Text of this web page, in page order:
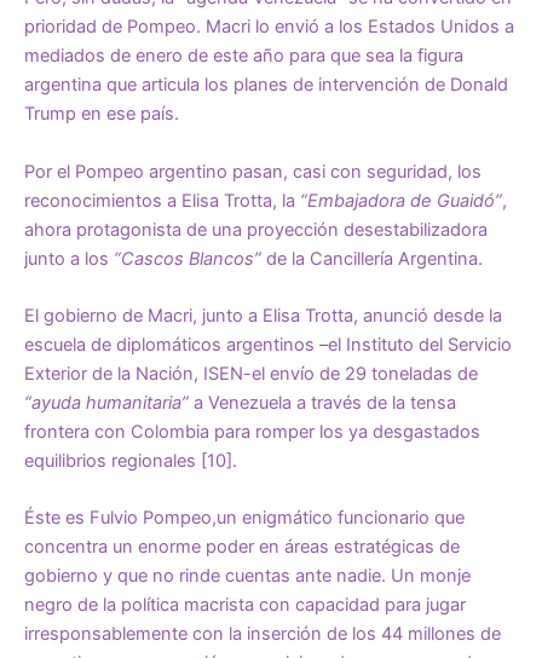
prioridad de Pompeo. Macri lo envió a los Estados Unidos a
mediados de enero de este año para que sea la figura
argentina que articula los planes de intervención de Donald
Trump en ese país.
Por el Pompeo argentino pasan, casi con seguridad, los
reconocimientos a Elisa Trotta, la “Embajadora de Guaidó”,
ahora protagonista de una proyección desestabilizadora
junto a los “Cascos Blancos” de la Cancillería Argentina.
El gobierno de Macri, junto a Elisa Trotta, anunció desde la
escuela de diplomáticos argentinos –el Instituto del Servicio
Exterior de la Nación, ISEN-el envío de 29 toneladas de
“ayuda humanitaria” a Venezuela a través de la tensa
frontera con Colombia para romper los ya desgastados
equilibrios regionales [10].
Éste es Fulvio Pompeo,un enigmático funcionario que
concentra un enorme poder en áreas estratégicas de
gobierno y que no rinde cuentas ante nadie. Un monje
negro de la política macrista con capacidad para jugar
irresponsablemente con la inserción de los 44 millones de